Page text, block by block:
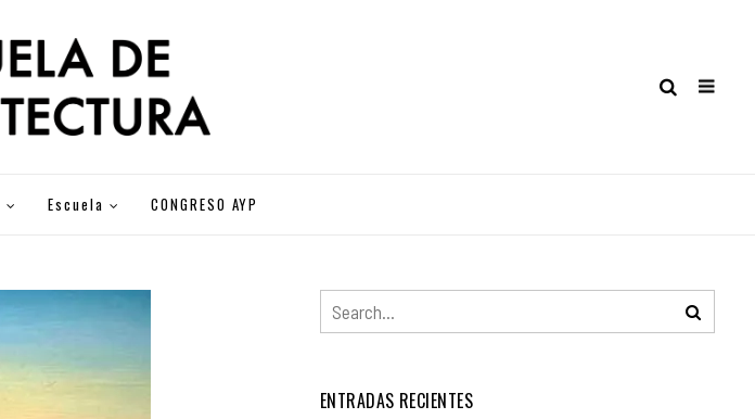
Escuela CONGRESO AYP
ENTRADAS RECIENTES